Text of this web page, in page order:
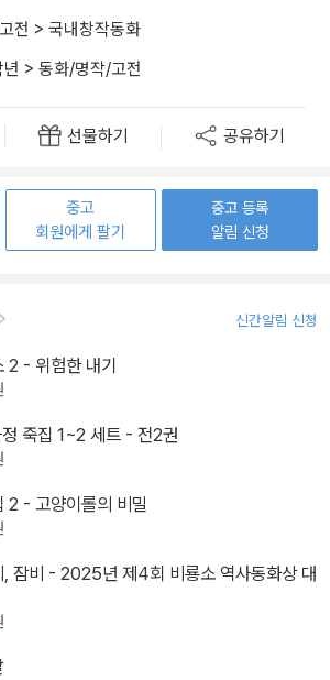
전 > 국내창작동화
> 동화/명작/고전
선물하기 공유하기
중고
회원에게 팔기
중고 등록
알림 신청
신간알림 신청
2 - 위험한 내기
죽집 1~2 세트 - 전2권
2 - 고양이롤의 비밀
, 잠비 - 2025년 제4회 비룡소 역사동화상 대